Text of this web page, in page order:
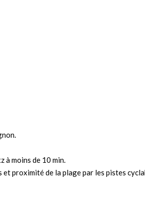
à moins de 10 min.
et proximité de la plage par les pistes